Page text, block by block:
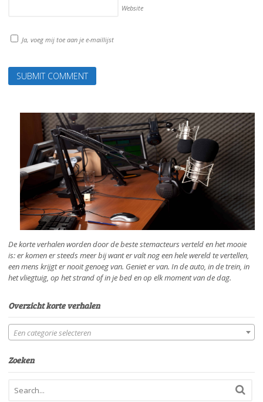
Website
Ja, voeg mij toe aan je e-maillijst
De korte verhalen worden door de beste stemacteurs verteld en het mooie
is: er komen er steeds meer bij want er valt nog een hele wereld te vertellen,
een mens krijgt er nooit genoeg van. Geniet er van. In de auto, in de trein, in
het vliegtuig, op het strand of in je bed en op elk moment van de dag.
Overzicht korte verhalen
Een categorie selecteren
Zoeken